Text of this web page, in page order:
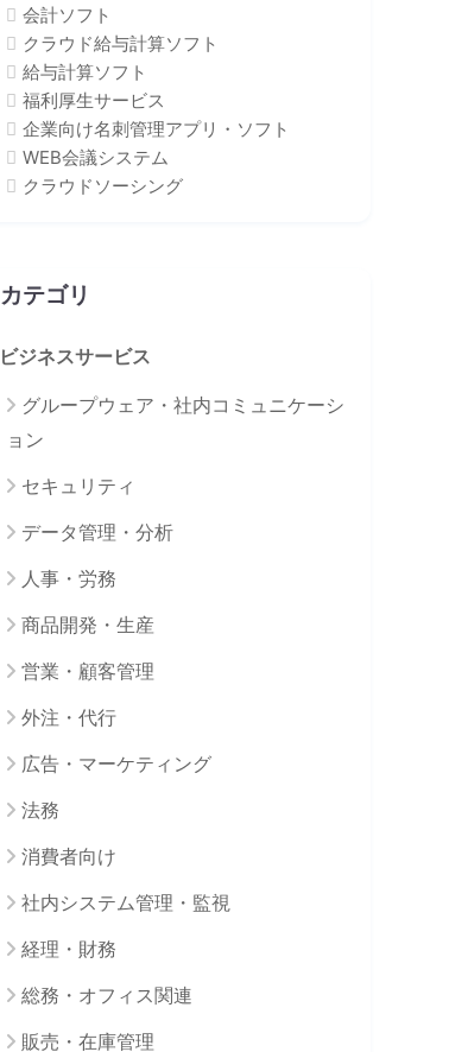
会計ソフト
クラウド給与計算ソフト
給与計算ソフト
福利厚生サービス
企業向け名刺管理アプリ・ソフト
WEB会議システム
クラウドソーシング
カテゴリ
ビジネスサービス
グループウェア・社内コミュニケーシ
ョン
セキュリティ
データ管理・分析
人事・労務
商品開発・生産
営業・顧客管理
外注・代行
広告・マーケティング
法務
消費者向け
社内システム管理・監視
経理・財務
総務・オフィス関連
販売・在庫管理